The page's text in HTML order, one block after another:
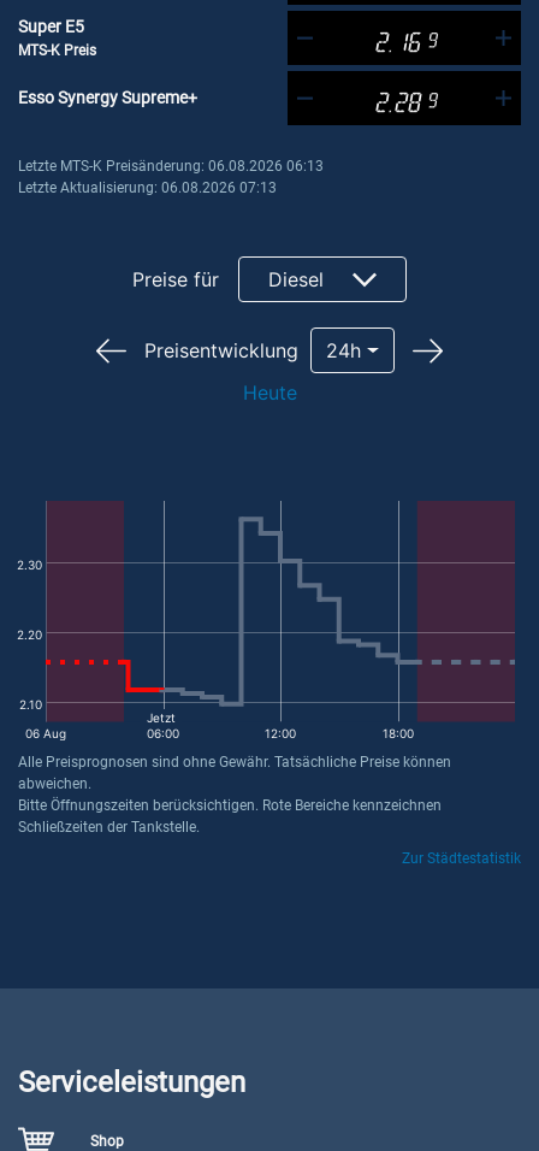
Super E5
MTS-K Preis 2.16 9
Esso Synergy Supreme+ 2.28 9
Letzte MTS-K Preisänderung: 06.08.2026 06:13
Letzte Aktualisierung: 06.08.2026 07:13
Preise für Diesel
Preisentwicklung
24h
Heute
2.10
2.20
2.30
06 Aug 06:00 12:00 18:00
Jetzt
Alle Preisprognosen sind ohne Gewähr. Tatsächliche Preise können
abweichen.
Bitte Öffnungszeiten berücksichtigen. Rote Bereiche kennzeichnen
Schließzeiten der Tankstelle.
Zur Städtestatistik
Serviceleistungen
Shop